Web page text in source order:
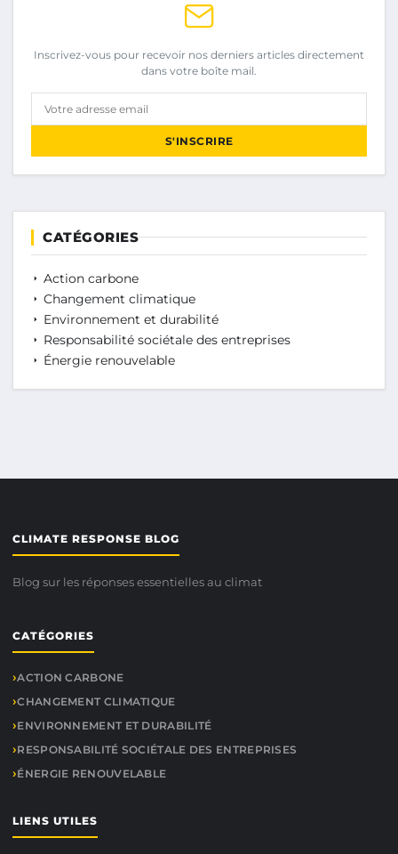
Inscrivez-vous pour recevoir nos derniers articles directement
dans votre boîte mail.
Votre adresse email
S'INSCRIRE
CATÉGORIES
Action carbone
Changement climatique
Environnement et durabilité
Responsabilité sociétale des entreprises
Énergie renouvelable
CLIMATE RESPONSE BLOG
Blog sur les réponses essentielles au climat
CATÉGORIES
ACTION CARBONE
CHANGEMENT CLIMATIQUE
ENVIRONNEMENT ET DURABILITÉ
RESPONSABILITÉ SOCIÉTALE DES ENTREPRISES
ÉNERGIE RENOUVELABLE
LIENS UTILES